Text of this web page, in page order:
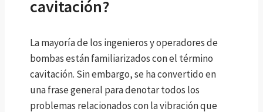
cavitación?
La mayoría de los ingenieros y operadores de
bombas están familiarizados con el término
cavitación. Sin embargo, se ha convertido en
una frase general para denotar todos los
problemas relacionados con la vibración que